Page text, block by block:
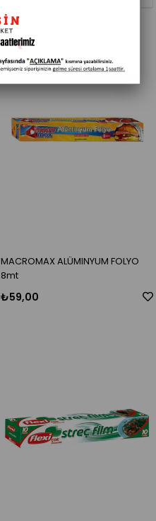
MACROMAX ALÜMINYUM FOLYO
8mt
₺59,00